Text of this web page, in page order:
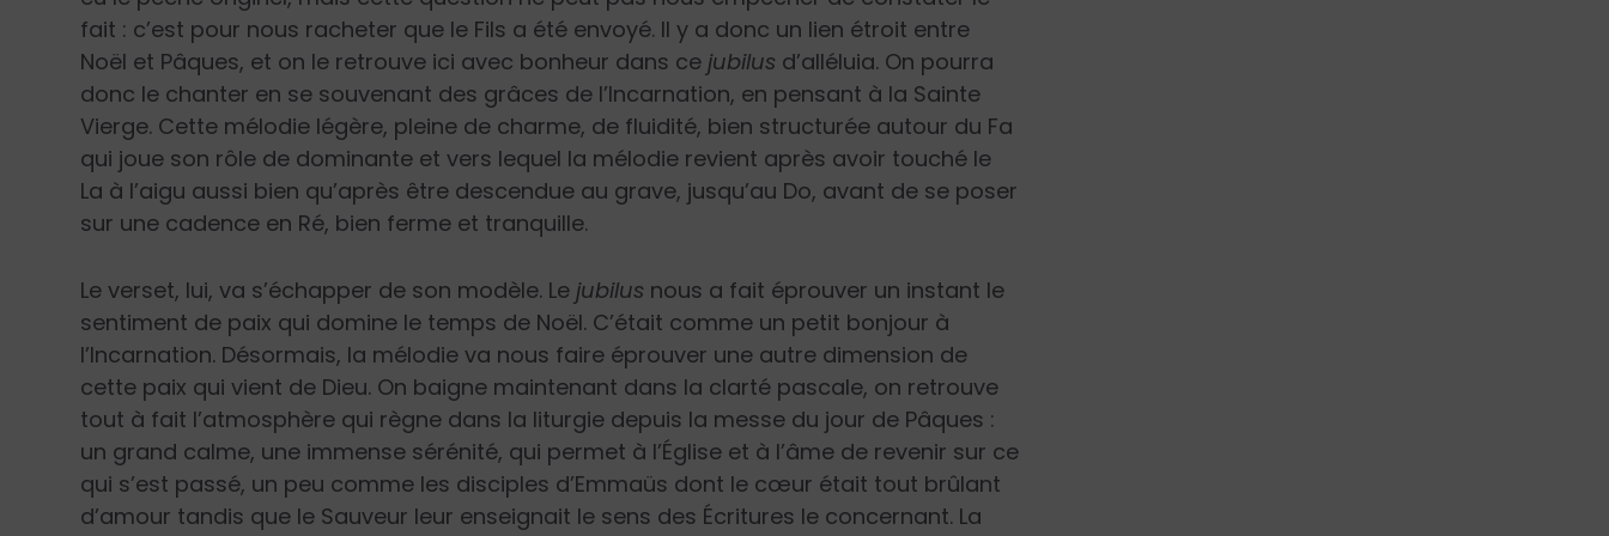
fait : c’est pour nous racheter que le Fils a été envoyé. Il y a donc un lien étroit entre
Noël et Pâques, et on le retrouve ici avec bonheur dans cejubilus d’alléluia. On pourra
donc le chanter en se souvenant des grâces de l’Incarnation, en pensant à la Sainte
Vierge. Cette mélodie légère, pleine de charme, de fluidité, bien structurée autour du Fa
qui joue son rôle de dominante et vers lequel la mélodie revient après avoir touché le
La à l’aigu aussi bien qu’après être descendue au grave, jusqu’au Do, avant de se poser
sur une cadence en Ré, bien ferme et tranquille.
Le verset, lui, va s’échapper de son modèle. Lejubilus nous a fait éprouver un instant le
sentiment de paix qui domine le temps de Noël. C’était comme un petit bonjour à
l’Incarnation. Désormais, la mélodie va nous faire éprouver une autre dimension de
cette paix qui vient de Dieu. On baigne maintenant dans la clarté pascale, on retrouve
tout à fait l’atmosphère qui règne dans la liturgie depuis la messe du jour de Pâques :
un grand calme, une immense sérénité, qui permet à l’Église et à l’âme de revenir sur ce
qui s’est passé, un peu comme les disciples d’Emmaüs dont le cœur était tout brûlant
d’amour tandis que le Sauveur leur enseignait le sens des Écritures le concernant. La